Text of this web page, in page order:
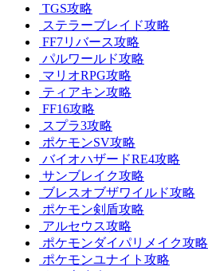
TGS攻略
ステラーブレイド攻略
FF7リバース攻略
パルワールド攻略
マリオRPG攻略
ティアキン攻略
FF16攻略
スプラ3攻略
ポケモンSV攻略
バイオハザードRE4攻略
サンブレイク攻略
ブレスオブザワイルド攻略
ポケモン剣盾攻略
アルセウス攻略
ポケモンダイパリメイク攻略
ポケモンユナイト攻略